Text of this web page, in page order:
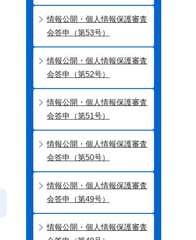
情報公開・個人情報保護審査
会答申（第53号）
情報公開・個人情報保護審査
会答申（第52号）
情報公開・個人情報保護審査
会答申（第51号）
情報公開・個人情報保護審査
会答申（第50号）
情報公開・個人情報保護審査
会答申（第49号）
情報公開・個人情報保護審査